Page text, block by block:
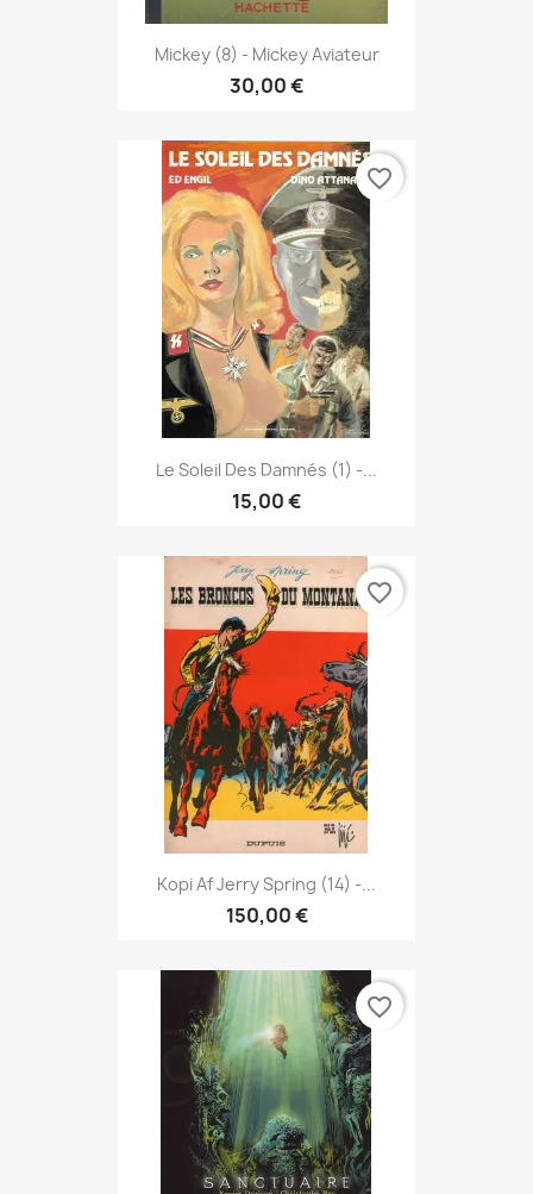
Mickey (8) - Mickey Aviateur
30,00 €
Le Soleil Des Damnés (1) -...
15,00 €
favorite_border
Kopi Af Jerry Spring (14) -...
150,00 €
favorite_border
favorite_border